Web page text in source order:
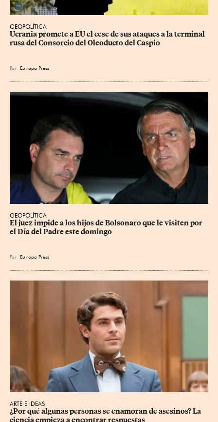
GEOPOLÍTICA
Ucrania promete a EU el cese de sus ataques a la terminal
rusa del Consorcio del Oleoducto del Caspio
Por Eu ropa Press
GEOPOLÍTICA
El juez impide a los hijos de Bolsonaro que le visiten por
el Día del Padre este domingo
Por Eu ropa Press
ARTE E IDEAS
¿Por qué algunas personas se enamoran de asesinos? La